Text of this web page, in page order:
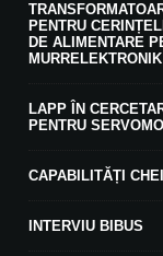
PENTRU
DE ALIMENTARE
MURRELEKTRONIK
LAPP ÎN
PENTRU
CAPABILITĂȚI
INTERVIU BIBUS